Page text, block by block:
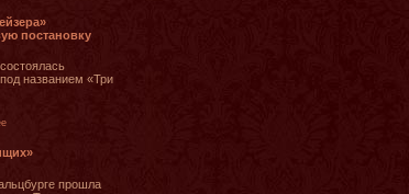
постановку
названием «Три
прошла